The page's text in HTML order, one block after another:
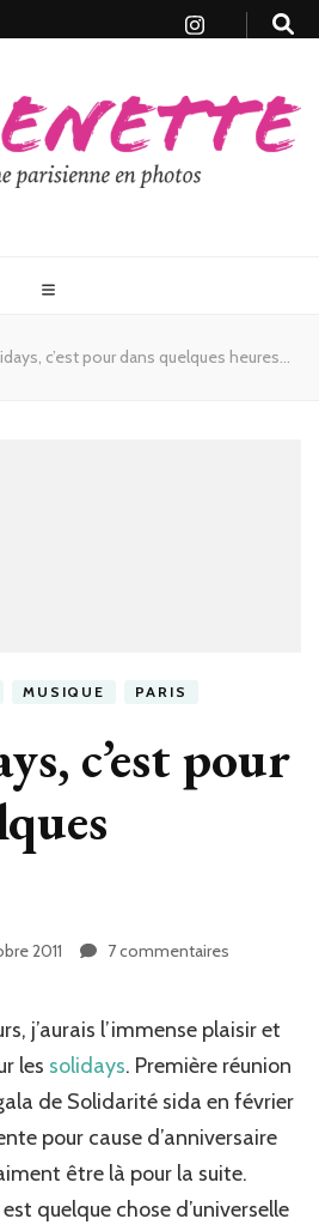
c’est pour dans quelques heures…
MUSIQUE PARIS
c’est pour
2011 7 commentaires
c’est
pour
dans
quelques
heures…
j’aurais l’immense plaisir et
les solidays. Première réunion
de Solidarité sida en février
pour cause d’anniversaire
être là pour la suite.
quelque chose d’universelle